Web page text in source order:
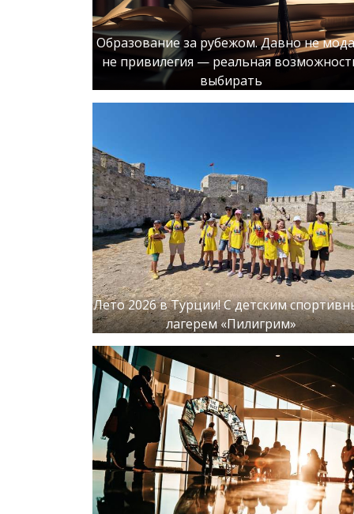
Образование за рубежом. Давно не
не привилегия — реальная
выбирать
Лето 2026 в Турции! С детским
лагерем «Пилигрим»